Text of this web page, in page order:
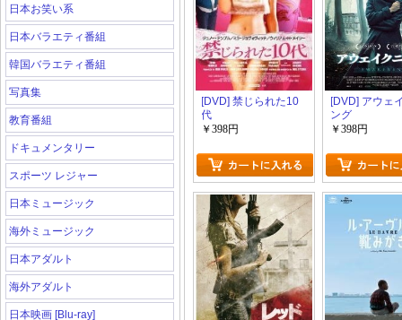
日本お笑い系
日本バラエティ番組
韓国バラエティ番組
写真集
教育番組
ドキュメンタリー
スポーツ レジャー
日本ミュージック
海外ミュージック
日本アダルト
海外アダルト
日本映画 [Blu-ray]
[DVD] 禁じられた10
代
￥398円
[DVD] アウェ
ング
￥398円